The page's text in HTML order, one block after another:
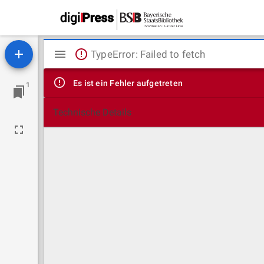
1
Mirador
Viewer
TypeError: Failed to fetch
Es ist ein Fehler aufgetreten
Technische Details